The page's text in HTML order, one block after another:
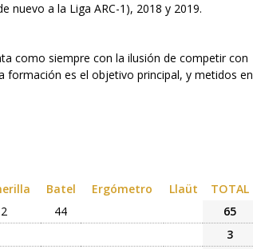
nuevo a la Liga ARC-1), 2018 y 2019.
como siempre con la ilusión de competir con
formación es el objetivo principal, y metidos en
Batel Ergómetro Llaüt
TOTAL
44
65
3